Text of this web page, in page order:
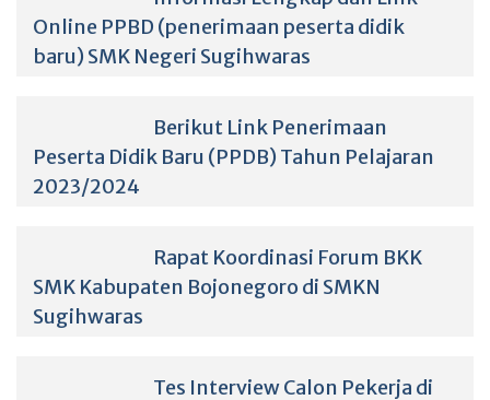
Online PPBD (penerimaan peserta didik
baru) SMK Negeri Sugihwaras
Berikut Link Penerimaan
Peserta Didik Baru (PPDB) Tahun Pelajaran
2023/2024
Rapat Koordinasi Forum BKK
SMK Kabupaten Bojonegoro di SMKN
Sugihwaras
Tes Interview Calon Pekerja di